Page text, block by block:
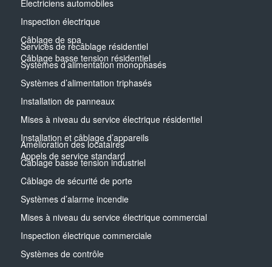
Électriciens automobiles
Inspection électrique
Câblage de spa
Câblage basse tension résidentiel
Services de recâblage résidentiel
Systèmes d’alimentation monophasés
Systèmes d’alimentation triphasés
Installation de panneaux
Mises à niveau du service électrique résidentiel
Installation et câblage d’appareils
Appels de service standard
Amélioration des locataires
Câblage basse tension industriel
Câblage de sécurité de porte
Systèmes d’alarme incendie
Mises à niveau du service électrique commercial
Inspection électrique commerciale
Systèmes de contrôle